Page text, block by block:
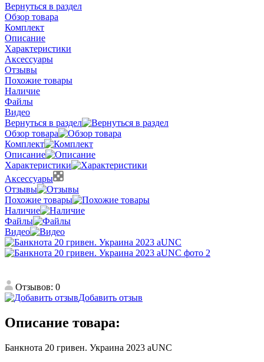
Вернуться в раздел
Обзор товара
Комплект
Описание
Характеристики
Аксессуары
Отзывы
Похожие товары
Наличие
Файлы
Видео
Вернуться в раздел
Обзор товара
Комплект
Описание
Характеристики
Аксессуары
Отзывы
Похожие товары
Наличие
Файлы
Видео
Отзывов: 0
Добавить отзыв
Описание товара:
Банкнота 20 гривен. Украина 2023 aUNC